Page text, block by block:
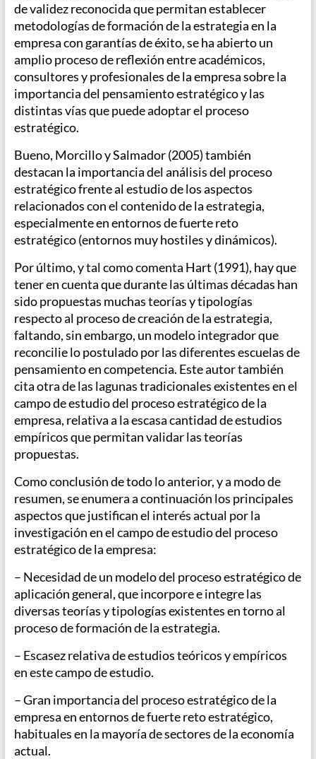
de validez reconocida que permitan establecer
metodologías de formación de la estrategia en la
empresa con garantías de éxito, se ha abierto un
amplio proceso de reflexión entre académicos,
consultores y profesionales de la empresa sobre la
importancia del pensamiento estratégico y las
distintas vías que puede adoptar el proceso
estratégico.
Bueno, Morcillo y Salmador (2005) también
destacan la importancia del análisis del proceso
estratégico frente al estudio de los aspectos
relacionados con el contenido de la estrategia,
especialmente en entornos de fuerte reto
estratégico (entornos muy hostiles y dinámicos).
Por último, y tal como comenta Hart (1991), hay que
tener en cuenta que durante las últimas décadas han
sido propuestas muchas teorías y tipologías
respecto al proceso de creación de la estrategia,
faltando, sin embargo, un modelo integrador que
reconcilie lo postulado por las diferentes escuelas de
pensamiento en competencia. Este autor también
cita otra de las lagunas tradicionales existentes en el
campo de estudio del proceso estratégico de la
empresa, relativa a la escasa cantidad de estudios
empíricos que permitan validar las teorías
propuestas.
Como conclusión de todo lo anterior, y a modo de
resumen, se enumera a continuación los principales
aspectos que justifican el interés actual por la
investigación en el campo de estudio del proceso
estratégico de la empresa:
– Necesidad de un modelo del proceso estratégico de
aplicación general, que incorpore e integre las
diversas teorías y tipologías existentes en torno al
proceso de formación de la estrategia.
– Escasez relativa de estudios teóricos y empíricos
en este campo de estudio.
– Gran importancia del proceso estratégico de la
empresa en entornos de fuerte reto estratégico,
habituales en la mayoría de sectores de la economía
actual.